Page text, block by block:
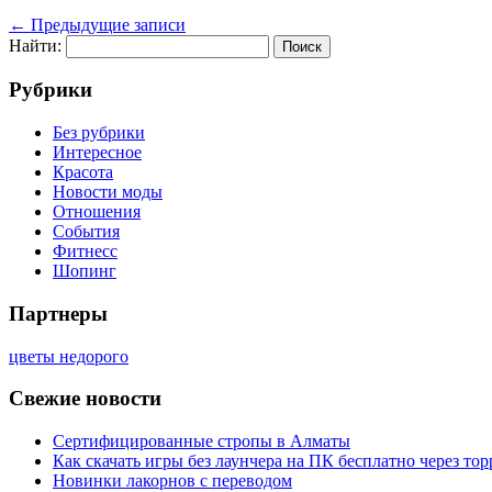
← Предыдущие записи
Найти:
Рубрики
Без рубрики
Интересное
Красота
Новости моды
Отношения
События
Фитнесс
Шопинг
Партнеры
цветы недорого
Свежие новости
Сертифицированные стропы в Алматы
Как скачать игры без лаунчера на ПК бесплатно через
Новинки лакорнов с переводом